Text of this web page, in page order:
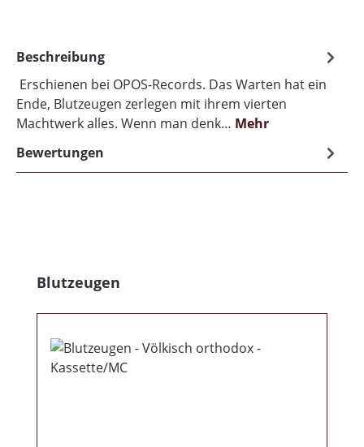
Beschreibung
Erschienen bei OPOS-Records. Das Warten hat ein
Ende, Blutzeugen zerlegen mit ihrem vierten
Machtwerk alles. Wenn man denk… Mehr
Bewertungen
Produktgalerie überspringen
Blutzeugen